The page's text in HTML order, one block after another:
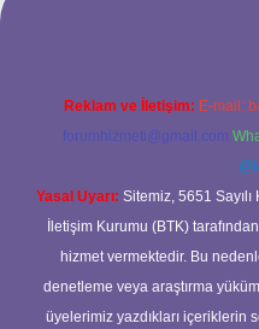
Reklam ve İletişim: E-mail:
forumhizmeti@gmail.com
Yasal Uyarı: Sitemiz, 5651
İletişim Kurumu (BTK)
hizmet vermektedir. Bu
denetleme veya araştırma
üyelerimiz yazdıkları içeriklerin